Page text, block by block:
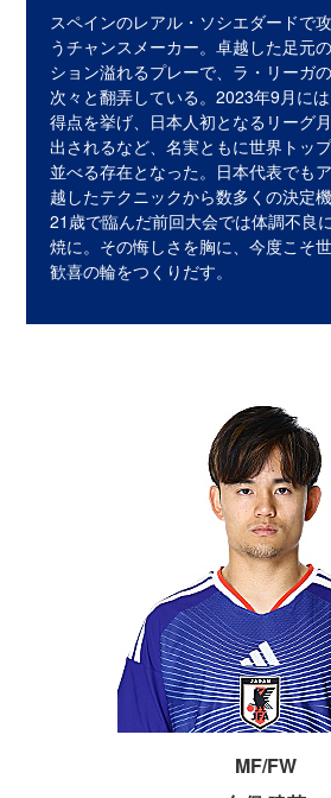
スペインのレアル・ソシエダードで
うチャンスメーカー。卓越した足元
ション溢れるプレーで、ラ・リーガ
次々と翻弄している。2023年9月に
得点を挙げ、日本人初となるリーグ
出されるなど、名実ともに世界トッ
並べる存在となった。日本代表でも
越したテクニックから数多くの決定
21歳で臨んだ前回大会では体調不良
焼に。その悔しさを胸に、今度こそ
歓喜の輪をつくりだす。
MF/FW